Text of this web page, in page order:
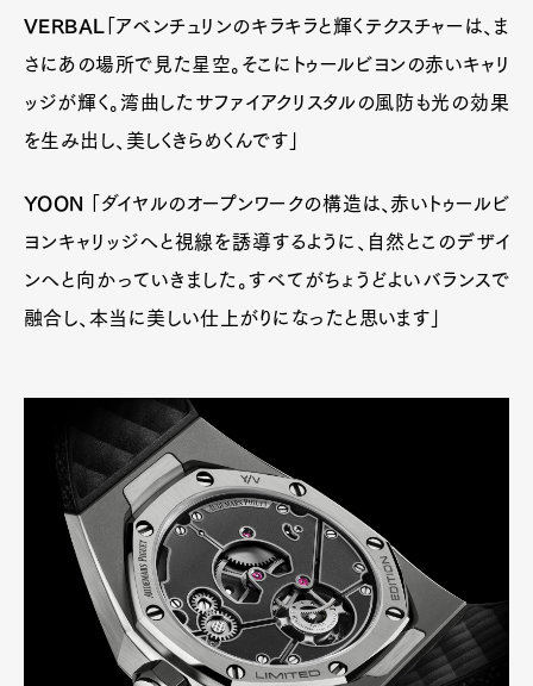
Official Columnist
About
Pen international Pen tw
VERBAL 「アベンチュリンのキラキラと輝くテクスチャーは、ま
さにあの場所で見た星空。そこにトゥールビヨンの赤いキャリ
ッジが輝く。湾曲したサファイアクリスタルの風防も光の効果
を生み出し、美しくきらめくんです」
YOON
「ダイヤルのオープンワークの構造は、赤いトゥールビ
ヨンキャリッジへと視線を誘導するように、自然とこのデザイ
ンへと向かっていきました。すべてがちょうどよいバランスで
融合し、本当に美しい仕上がりになったと思います」